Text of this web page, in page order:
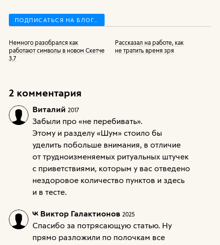
ПОДПИСАТЬСЯ НА БЛОГ…
Немного разобрался как
работают символы в новом Скетче
3.7
Рассказал на работе, как
не тратить время зря
2 комментария
Виталий 2017
Забыли про «не перебивать».
Этому и разделу «Шум» стоило бы
уделить побольше внимания, в отличие
от трудноизменяемых ритуальных штучек
с приветствиями, которым у вас отведено
нездоровое количество пунктов и здесь
и в тесте.
Виктор Галактионов 2025
Спасибо за потрясающую статью. Ну
прямо разложили по полочкам все